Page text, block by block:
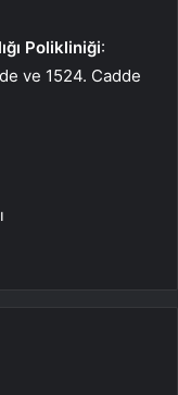
Polikliniği:
ve 1524. Cadde